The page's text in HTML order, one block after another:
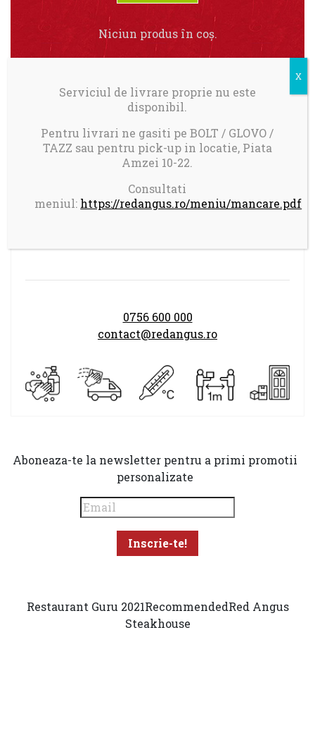
Niciun produs în coș.
Livrare in Bucuresti.
Comanda minima: 100 ron
Taxa transport 17 ron pentru comenzi mai
mici de 150 ron
0756 600 000
contact@redangus.ro
Aboneaza-te la newsletter pentru a primi promotii
personalizate
Restaurant Guru 2021RecommendedRed Angus
Steakhouse
Serviciul de livrare proprie nu este
disponibil.
Pentru livrari ne gasiti pe BOLT / GLOVO /
TAZZ sau pentru pick-up in locatie, Piata
Amzei 10-22.
Consultati
meniul: https://redangus.ro/meniu/mancare.pdf